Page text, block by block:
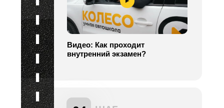
Видео: Как проходит
внутренний экзамен?